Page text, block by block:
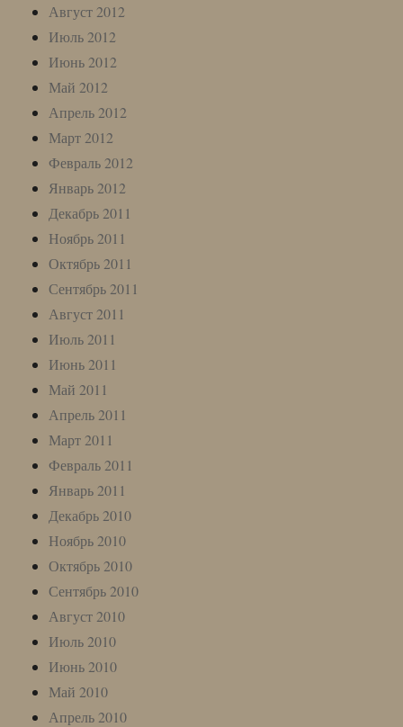
Август 2012
Июль 2012
Июнь 2012
Май 2012
Апрель 2012
Март 2012
Февраль 2012
Январь 2012
Декабрь 2011
Ноябрь 2011
Октябрь 2011
Сентябрь 2011
Август 2011
Июль 2011
Июнь 2011
Май 2011
Апрель 2011
Март 2011
Февраль 2011
Январь 2011
Декабрь 2010
Ноябрь 2010
Октябрь 2010
Сентябрь 2010
Август 2010
Июль 2010
Июнь 2010
Май 2010
Апрель 2010